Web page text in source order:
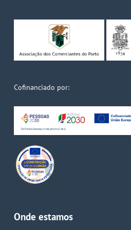
Cofinanciado por:
Onde estamos